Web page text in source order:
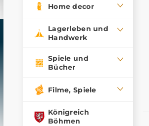
Home decor
Lagerleben und
Handwerk
Spiele und
Bücher
Filme, Spiele
Königreich
Böhmen